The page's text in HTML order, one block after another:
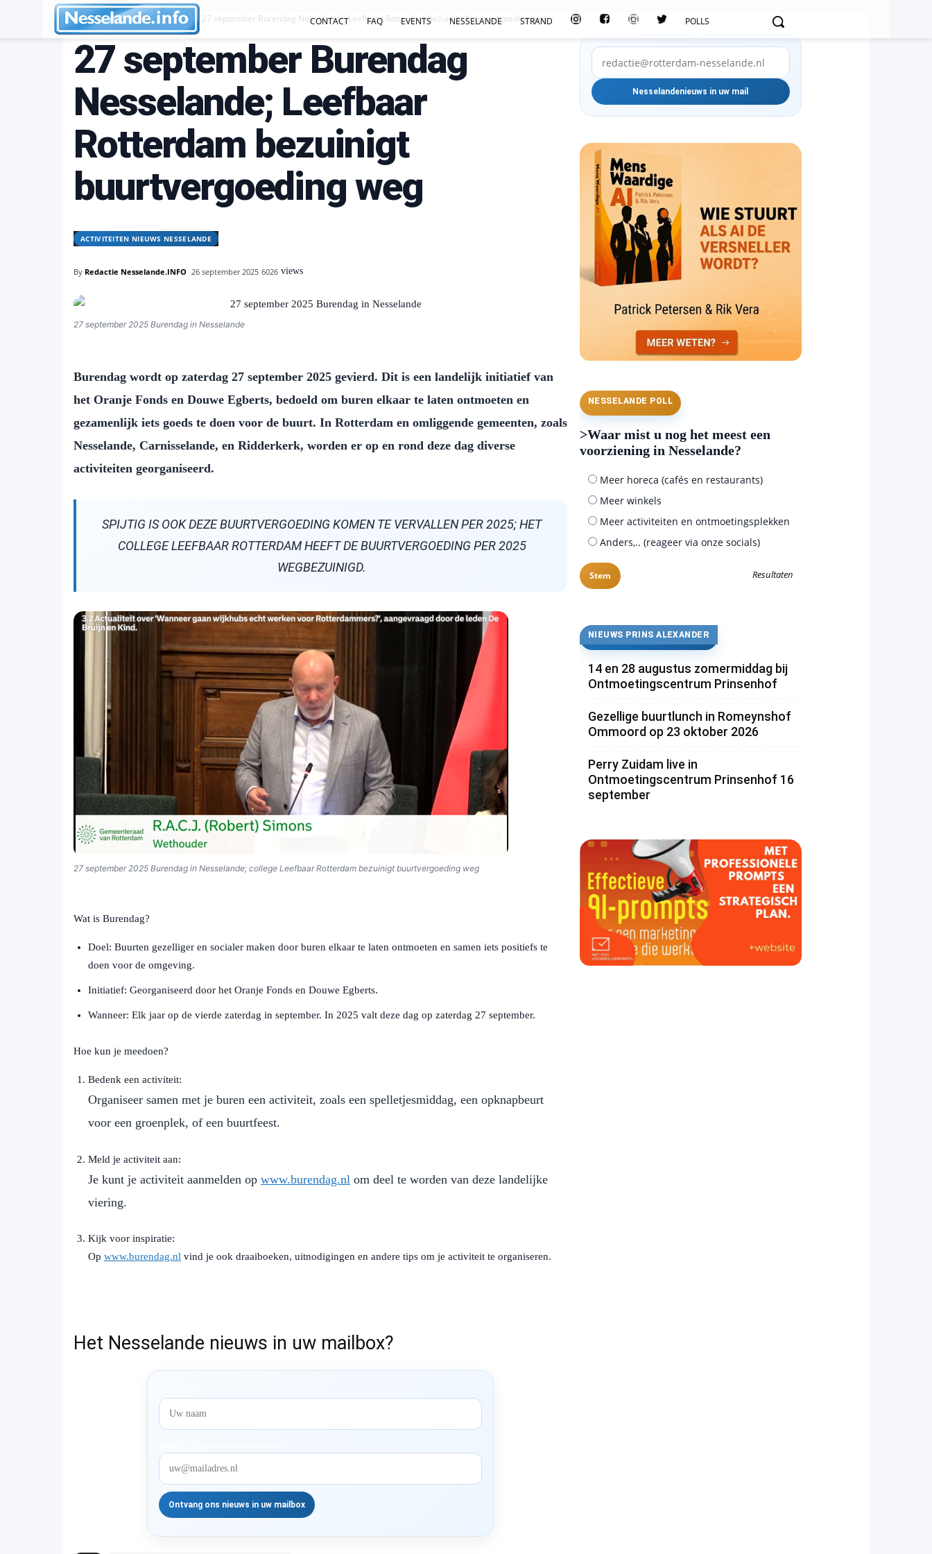
CONTACT FAQ EVENTS NESSELANDE STRAND POLLS
Activiteiten Nieuws Nesselande 27 september Burendag Nesselande; Leefbaar Rotterdam bezuinigt buurtvergoeding weg
27 september Burendag
Nesselande; Leefbaar
Rotterdam bezuinigt
buurtvergoeding weg
ACTIVITEITEN NIEUWS NESSELANDE
By Redactie Nesselande.INFO 26 september 2025 6026 views
27 september 2025 Burendag in Nesselande
Burendag wordt op zaterdag 27 september 2025 gevierd. Dit is een landelijk initiatief van
het Oranje Fonds en Douwe Egberts, bedoeld om buren elkaar te laten ontmoeten en
gezamenlijk iets goeds te doen voor de buurt. In Rotterdam en omliggende gemeenten, zoals
Nesselande, Carnisselande, en Ridderkerk, worden er op en rond deze dag diverse
activiteiten georganiseerd.
SPIJTIG IS OOK DEZE BUURTVERGOEDING KOMEN TE VERVALLEN PER 2025; HET
COLLEGE LEEFBAAR ROTTERDAM HEEFT DE BUURTVERGOEDING PER 2025
WEGBEZUINIGD.
27 september 2025 Burendag in Nesselande; college Leefbaar Rotterdam bezuinigt buurtvergoeding weg
Wat is Burendag?
Doel: Buurten gezelliger en socialer maken door buren elkaar te laten ontmoeten en samen iets positiefs te
doen voor de omgeving.
Initiatief: Georganiseerd door het Oranje Fonds en Douwe Egberts.
Wanneer: Elk jaar op de vierde zaterdag in september. In 2025 valt deze dag op zaterdag 27 september.
Hoe kun je meedoen?
Bedenk een activiteit:
Organiseer samen met je buren een activiteit, zoals een spelletjesmiddag, een opknapbeurt
voor een groenplek, of een buurtfeest.
Meld je activiteit aan:
Je kunt je activiteit aanmelden op www.burendag.nl om deel te worden van deze landelijke
viering.
Kijk voor inspiratie:
Op www.burendag.nl vind je ook draaiboeken, uitnodigingen en andere tips om je activiteit te organiseren.
Het Nesselande nieuws in uw mailbox?
NESSELANDE POLL
>Waar mist u nog het meest een
voorziening in Nesselande?
Meer horeca (cafés en restaurants)
Meer winkels
Meer activiteiten en ontmoetingsplekken
Anders,.. (reageer via onze socials)
Resultaten
NIEUWS PRINS ALEXANDER
14 en 28 augustus zomermiddag bij
Ontmoetingscentrum Prinsenhof
Gezellige buurtlunch in Romeynshof
Ommoord op 23 oktober 2026
Perry Zuidam live in
Ontmoetingscentrum Prinsenhof 16
september